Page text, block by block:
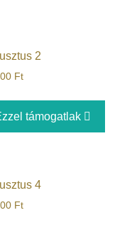
2
Ft
támogatlak
4
Ft